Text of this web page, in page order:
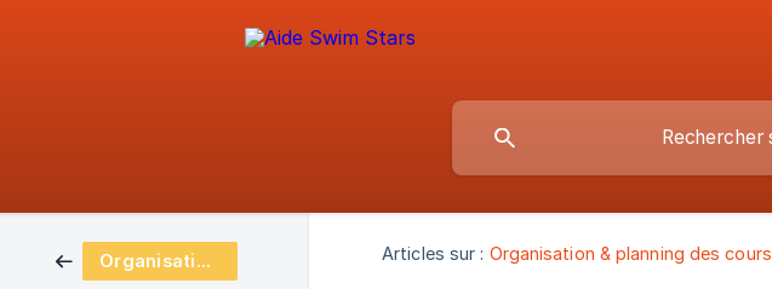
Organisation & planning des cours Articles sur : Organisation & planning des cours